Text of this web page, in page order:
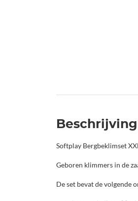
Softplay Bergbeklimset
Geboren klimmers in de
De set bevat de volgende